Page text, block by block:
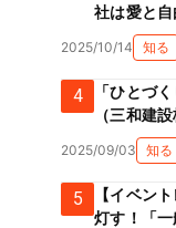
社は愛と
Green
2025/10/14 知る
4
「ひとづ
（三和建
2025/09/03 知る
5
【イベン
灯す！「